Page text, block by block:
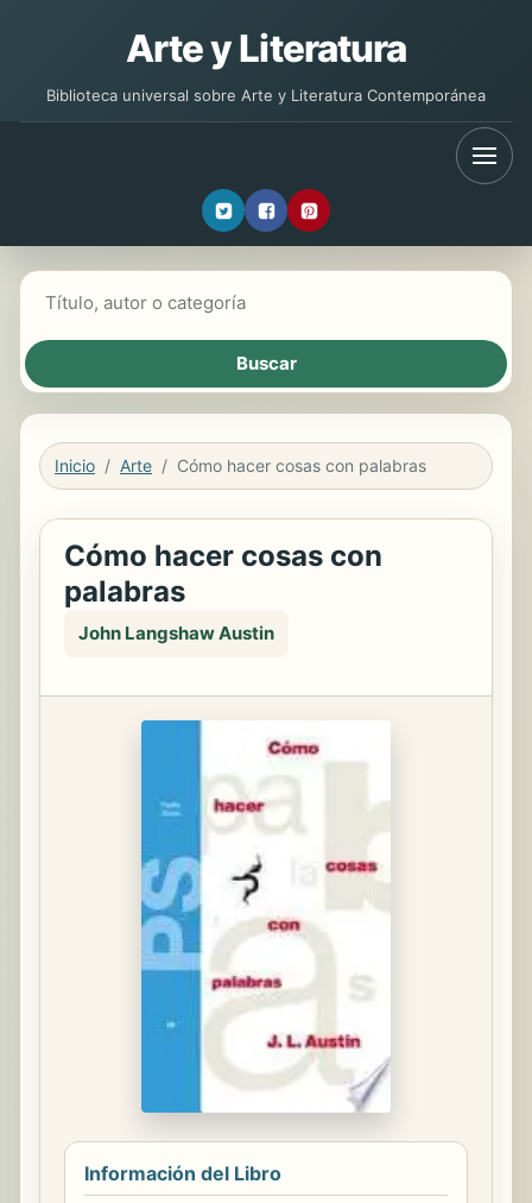
Arte y Literatura
Biblioteca universal sobre Arte y Literatura Contemporánea
Inicio Arte Cómo hacer cosas con palabras
Cómo hacer cosas con
palabras
John Langshaw Austin
Información del Libro